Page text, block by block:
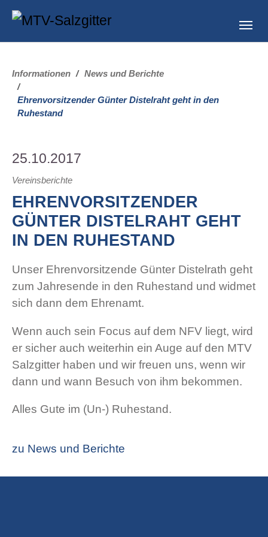
Skip to main content
Skip to page footer
Informationen News und Berichte
Ehrenvorsitzender Günter Distelraht geht in den
Ruhestand
25.10.2017
Vereinsberichte
EHRENVORSITZENDER
GÜNTER DISTELRAHT GEHT
IN DEN RUHESTAND
Unser Ehrenvorsitzende Günter Distelrath geht
zum Jahresende in den Ruhestand und widmet
sich dann dem Ehrenamt.
Wenn auch sein Focus auf dem NFV liegt, wird
er sicher auch weiterhin ein Auge auf den MTV
Salzgitter haben und wir freuen uns, wenn wir
dann und wann Besuch von ihm bekommen.
Alles Gute im (Un-) Ruhestand.
zu News und Berichte